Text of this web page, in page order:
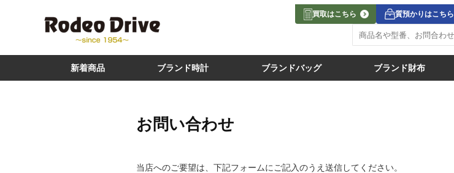
買取はこちら 質預かりはこちら
新着商品 ブランド時計 ブランドバッグ ブランド財布
お問い合わせ
当店へのご要望は、下記フォームにご記入のうえ送信してください。